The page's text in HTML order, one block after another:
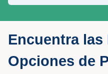
Encuentra las
Opciones de